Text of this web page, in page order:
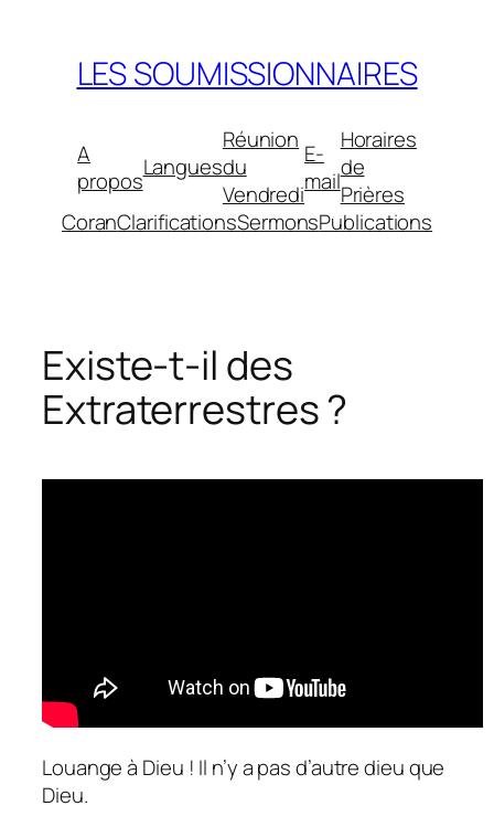
contenuLES SOUMISSIONNAIRES
A
proposLangues
Réunion
du
Vendredi
E-
mail
Horaires
de
Prières
CoranClarificationsSermonsPublications
Existe-t-il des
Extraterrestres ?
Louange à Dieu ! Il n’y a pas d’autre dieu que
Dieu.